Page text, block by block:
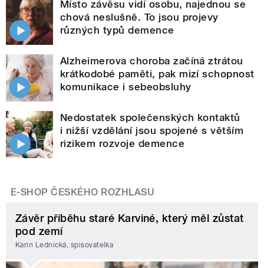
Místo závěsu vidí osobu, najednou se
chová neslušně. To jsou projevy
různých typů demence
Alzheimerova choroba začíná ztrátou
krátkodobé paměti, pak mizí schopnost
komunikace i sebeobsluhy
Nedostatek společenských kontaktů
i nižší vzdělání jsou spojené s větším
rizikem rozvoje demence
E-SHOP ČESKÉHO ROZHLASU
Závěr příběhu staré Karviné, který měl zůstat
pod zemí
Karin Lednická, spisovatelka